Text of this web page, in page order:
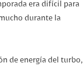
era difícil para
durante la
de energía del turbo,